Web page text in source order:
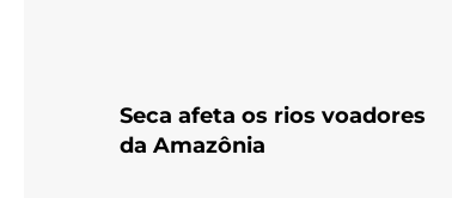
Seca afeta os rios voadores
da Amazônia